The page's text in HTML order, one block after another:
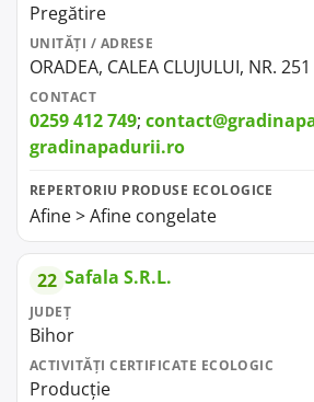
Pregătire
UNITĂȚI / ADRESE
ORADEA, CALEA CLUJULUI, NR. 251
CONTACT
0259 412 749;
gradinapadurii.ro
REPERTORIU PRODUSE ECOLOGICE
Afine > Afine congelate
22 Safala S.R.L.
JUDEȚ
Bihor
ACTIVITĂȚI CERTIFICATE ECOLOGIC
Producție